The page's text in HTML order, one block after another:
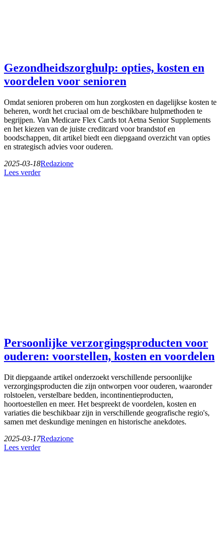
Gezondheidszorghulp: opties, kosten en
voordelen voor senioren
Omdat senioren proberen om hun zorgkosten en dagelijkse kosten te
beheren, wordt het cruciaal om de beschikbare hulpmethoden te
begrijpen. Van Medicare Flex Cards tot Aetna Senior Supplements
en het kiezen van de juiste creditcard voor brandstof en
boodschappen, dit artikel biedt een diepgaand overzicht van opties
en strategisch advies voor ouderen.
2025-03-18Redazione
Lees verder
Persoonlijke verzorgingsproducten voor
ouderen: voorstellen, kosten en voordelen
Dit diepgaande artikel onderzoekt verschillende persoonlijke
verzorgingsproducten die zijn ontworpen voor ouderen, waaronder
rolstoelen, verstelbare bedden, incontinentieproducten,
hoortoestellen en meer. Het bespreekt de voordelen, kosten en
variaties die beschikbaar zijn in verschillende geografische regio's,
samen met deskundige meningen en historische anekdotes.
2025-03-17Redazione
Lees verder